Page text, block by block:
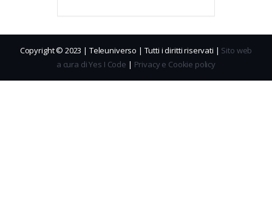
Copyright © 2023 | Teleuniverso | Tutti i diritti riservati | Sito web
a cura di Yes I Code | Privacy e Cookie policy